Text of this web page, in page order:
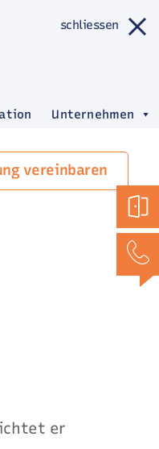
schliessen
Unternehmen
vereinbaren
er